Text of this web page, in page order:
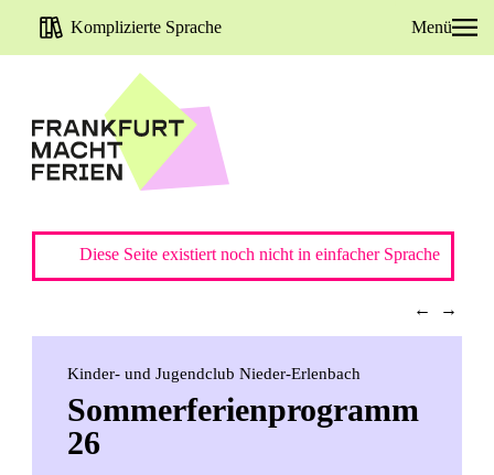
Komplizierte Sprache Menü
Diese Seite existiert noch nicht in einfacher Sprache
← →
Kinder- und Jugendclub Nieder-Erlenbach
Sommerferienprogramm
26